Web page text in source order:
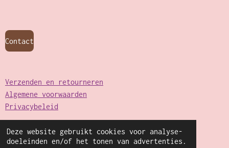
Deze website gebruikt cookies voor analyse-
doeleinden en/of het tonen van advertenties.
Contact
Verzenden en retourneren
Algemene voorwaarden
Privacybeleid
© 2022 - 2026 Ge-woonjans
Powered byJouwWeb